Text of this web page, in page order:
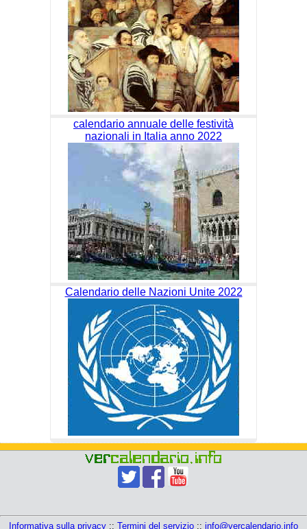
calendario annuale delle festività
nazionali in Italia anno 2022
Calendario delle Nazioni Unite 2022
Informativa sulla privacy :: Termini del servizio :: info@vercalendario.info